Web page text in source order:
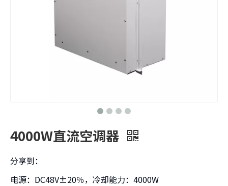
4000W直流空调器
分享到：
电源：DC48V±20％，冷却能力：4000W